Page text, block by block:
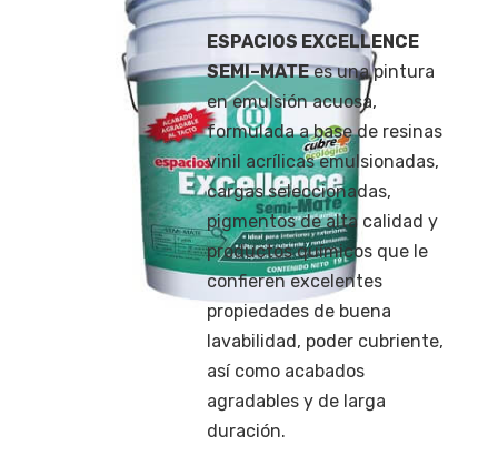
ESPACIOS EXCELLENCE
SEMI–MATEes una pintura
en emulsión acuosa,
formulada a base de resinas
vinil acrílicas emulsionadas,
cargas seleccionadas,
pigmentos de alta calidad y
productos químicos que le
confieren excelentes
propiedades de buena
lavabilidad, poder cubriente,
así como acabados
agradables y de larga
duración.